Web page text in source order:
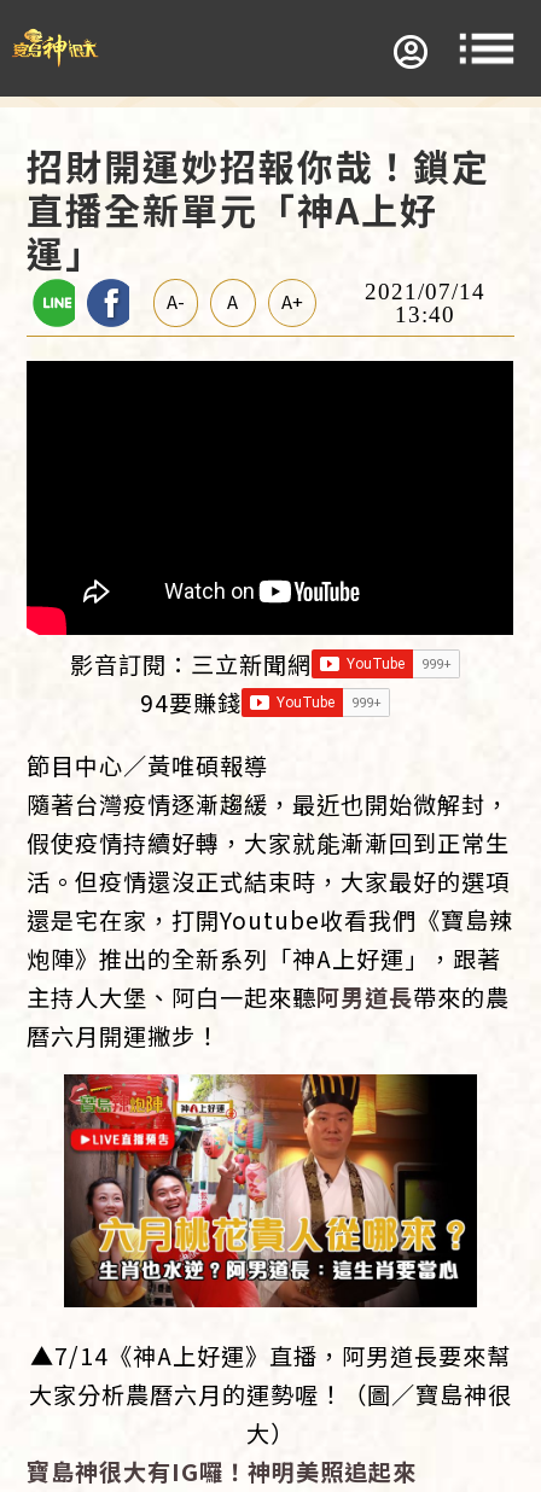
招財開運妙招報你哉！鎖定
直播全新單元「神A上好
運」
A- A A+
2021/07/14
13:40
影音訂閱： 三立新聞網
94要賺錢
節目中心／黃唯碩報導
隨著台灣疫情逐漸趨緩，最近也開始微解封，
假使疫情持續好轉，大家就能漸漸回到正常生
活。但疫情還沒正式結束時，大家最好的選項
還是宅在家，打開Youtube收看我們《寶島辣
炮陣》推出的全新系列「神A上好運」，跟著
主持人大堡、阿白一起來聽阿男道長帶來的農
曆六月開運撇步！
▲7/14《神A上好運》直播，阿男道長要來幫
大家分析農曆六月的運勢喔！（圖／寶島神很
大）
寶島神很大有IG囉！神明美照追起來